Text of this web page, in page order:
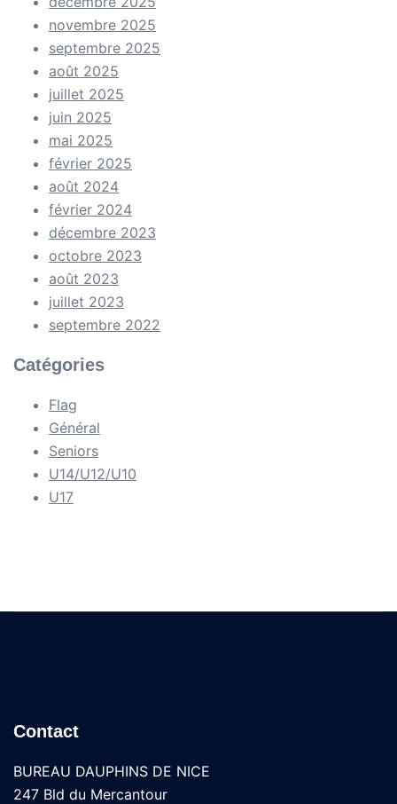
novembre 2025
septembre 2025
août 2025
juillet 2025
juin 2025
mai 2025
février 2025
août 2024
février 2024
décembre 2023
octobre 2023
août 2023
juillet 2023
septembre 2022
Catégories
Flag
Général
Seniors
U14/U12/U10
U17
Contact
BUREAU DAUPHINS DE NICE
247 Bld du Mercantour